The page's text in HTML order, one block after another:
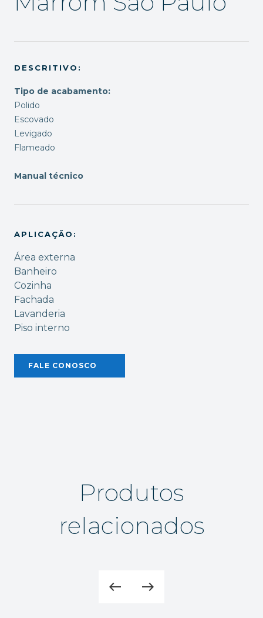
DESCRITIVO:
Tipo de acabamento:
Polido
Escovado
Levigado
Flameado
Manual técnico
APLICAÇÃO:
Área externa
Banheiro
Cozinha
Fachada
Lavanderia
Piso interno
FALE CONOSCO
Produtos
relacionados
west east